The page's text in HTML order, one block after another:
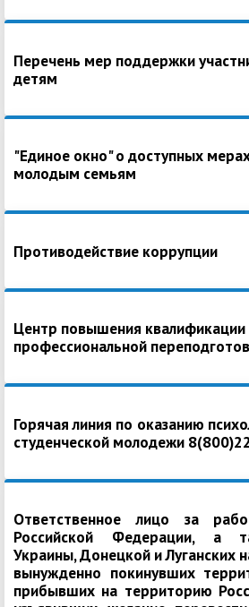
Перечень мер поддержки
детям
"Единое окно" о доступных
молодым семьям
Противодействие коррупции
Центр повышения квалификации
профессиональной
Горячая линия по оказанию
студенческой молодежи
Ответственное лицо за
Российской Федерации, а
Украины, Донецкой и Луганских
вынужденно покинувших
прибывших на территорию